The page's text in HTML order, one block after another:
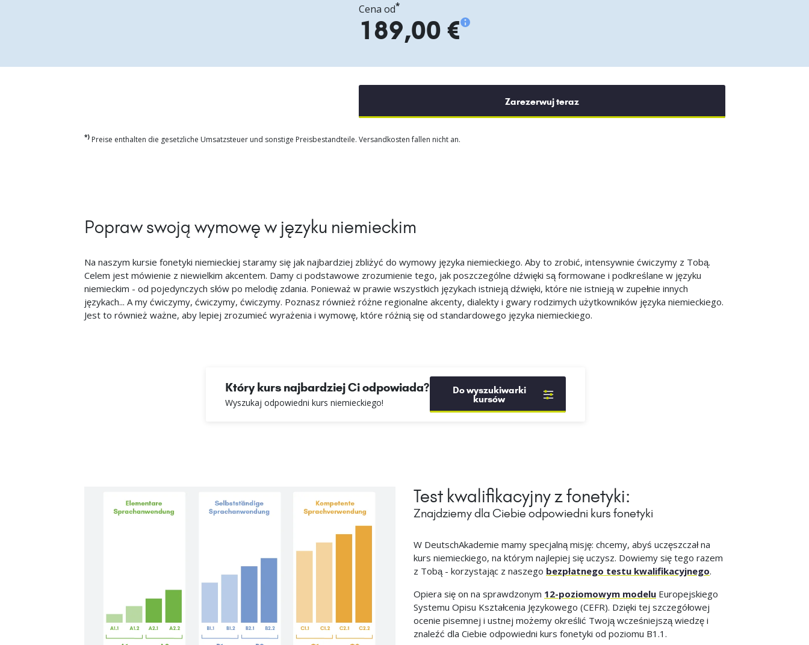
Cena od*
189,00 €
Zarezerwuj teraz
*)Preise enthalten die gesetzliche Umsatzsteuer und sonstige Preisbestandteile. Versandkosten fallen nicht an.
Popraw swoją wymowę w języku niemieckim
Na naszym kursie fonetyki niemieckiej staramy się jak najbardziej zbliżyć do wymowy języka niemieckiego. Aby to zrobić, intensywnie ćwiczymy z Tobą.
Celem jest mówienie z niewielkim akcentem. Damy ci podstawowe zrozumienie tego, jak poszczególne dźwięki są formowane i podkreślane w języku
niemieckim - od pojedynczych słów po melodię zdania. Ponieważ w prawie wszystkich językach istnieją dźwięki, które nie istnieją w zupełnie innych
językach... A my ćwiczymy, ćwiczymy, ćwiczymy. Poznasz również różne regionalne akcenty, dialekty i gwary rodzimych użytkowników języka niemieckiego.
Jest to również ważne, aby lepiej zrozumieć wyrażenia i wymowę, które różnią się od standardowego języka niemieckiego.
Który kurs najbardziej Ci odpowiada?
Wyszukaj odpowiedni kurs niemieckiego!
Do wyszukiwarki
kursów
Test kwalifikacyjny z fonetyki:
Znajdziemy dla Ciebie odpowiedni kurs fonetyki
W DeutschAkademie mamy specjalną misję: chcemy, abyś uczęszczał na
kurs niemieckiego, na którym najlepiej się uczysz. Dowiemy się tego razem
z Tobą - korzystając z naszego bezpłatnego testu kwalifikacyjnego.
Opiera się on na sprawdzonym 12-poziomowym modelu Europejskiego
Systemu Opisu Kształcenia Językowego (CEFR). Dzięki tej szczegółowej
ocenie pisemnej i ustnej możemy określić Twoją wcześniejszą wiedzę i
znaleźć dla Ciebie odpowiedni kurs fonetyki od poziomu B1.1.